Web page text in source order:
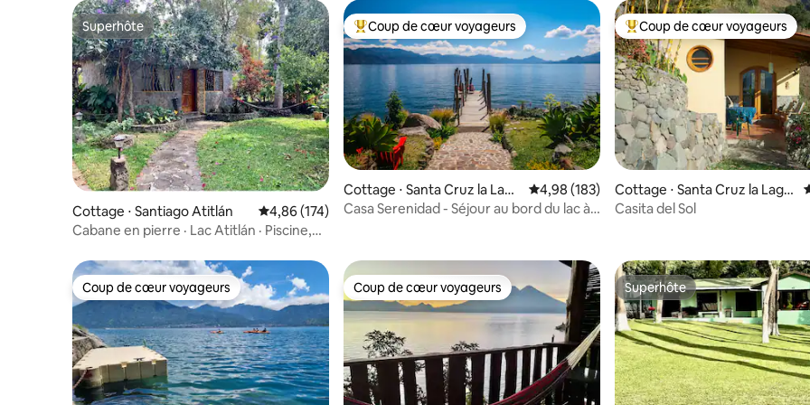
Superhôte
Superhôte
Cottage ⋅ Santiago Atitlán Évaluation moyenne sur la base de 174 commentaires : 4,86 sur 5
4,86 (174)
Cabane en pierre · Lac Atitlán · Piscine,
Coups de cœur voyageurs les plus appréciés
Coup de cœur voyageurs
Cottage ⋅ Santa Cruz la Lagu
na
Évaluation moyenne sur la base de 183
4,98 (183)
Casa Serenidad - Séjour au bord du lac à
Coups de cœur voyageurs les
Coup de cœur voyageurs
Cottage ⋅ Santa Cruz la Lagu
na
Casita del Sol
Coup de cœur voyageurs
Coup de cœur voyageurs Coup de cœur voyageurs
Coup de cœur voyageurs Superhôte
Superhôte